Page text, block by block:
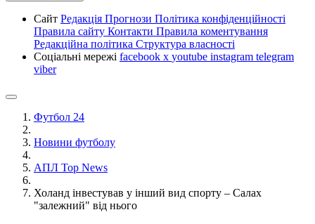
Сайт Редакція Прогнози Політика конфіденційності
Правила сайту Контакти Правила коментування
Редакційна політика Структура власності
Соціальні мережі facebook x youtube instagram telegram
viber
Футбол 24
Новини футболу
АПЛ Top News
Холанд інвестував у інший вид спорту – Салах
"залежний" від нього